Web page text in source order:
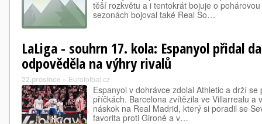
těší rozkvětu a i tentokrát bojuje o
sezonách bojoval také Real So…
LaLiga - souhrn 17. kola: Espanyol přidal
odpověděla na výhry rivalů
22.prosince » Eurofotbal.cz
Espanyol v dohrávce zdolal Athletic a drží
příčkách. Barcelona zvítězila ve Villarrealu a
náskok na Real Madrid, který si poradil se
favorita proti Gironě a v…